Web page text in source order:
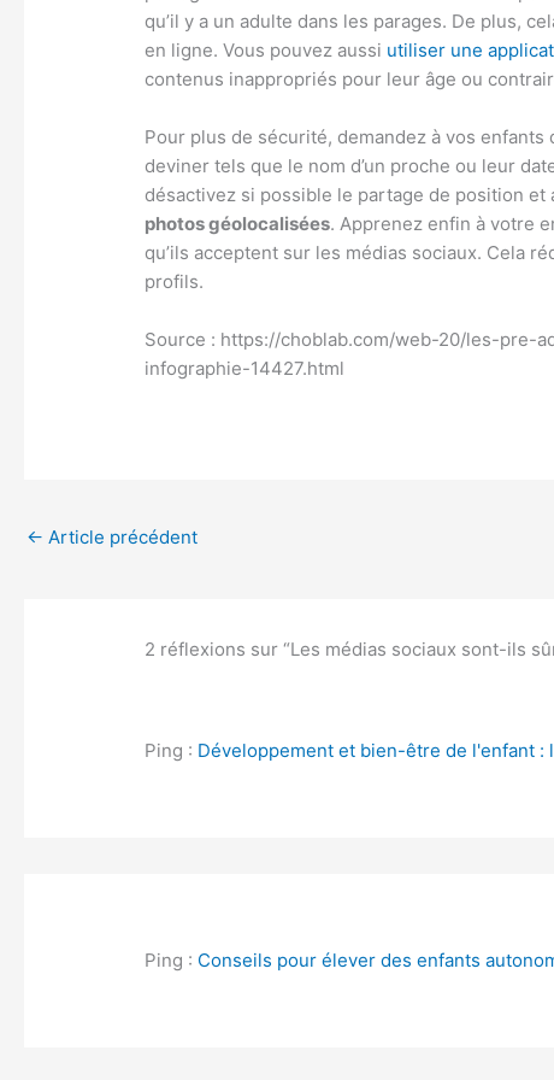
qu’il y a un adulte dans les parages. De plus,
en ligne. Vous pouvez aussi utiliser une
contenus inappropriés pour leur âge ou
Pour plus de sécurité, demandez à vos
deviner tels que le nom d’un proche ou leur
désactivez si possible le partage de position et
photos géolocalisées. Apprenez enfin à votre
qu’ils acceptent sur les médias sociaux. Cela
profils.
Source : https://choblab.com/web-20/les-
infographie-14427.html
← Article précédent
2 réflexions sur “Les médias sociaux sont-ils
Ping : Développement et bien-être de l'enfant
Ping : Conseils pour élever des enfants